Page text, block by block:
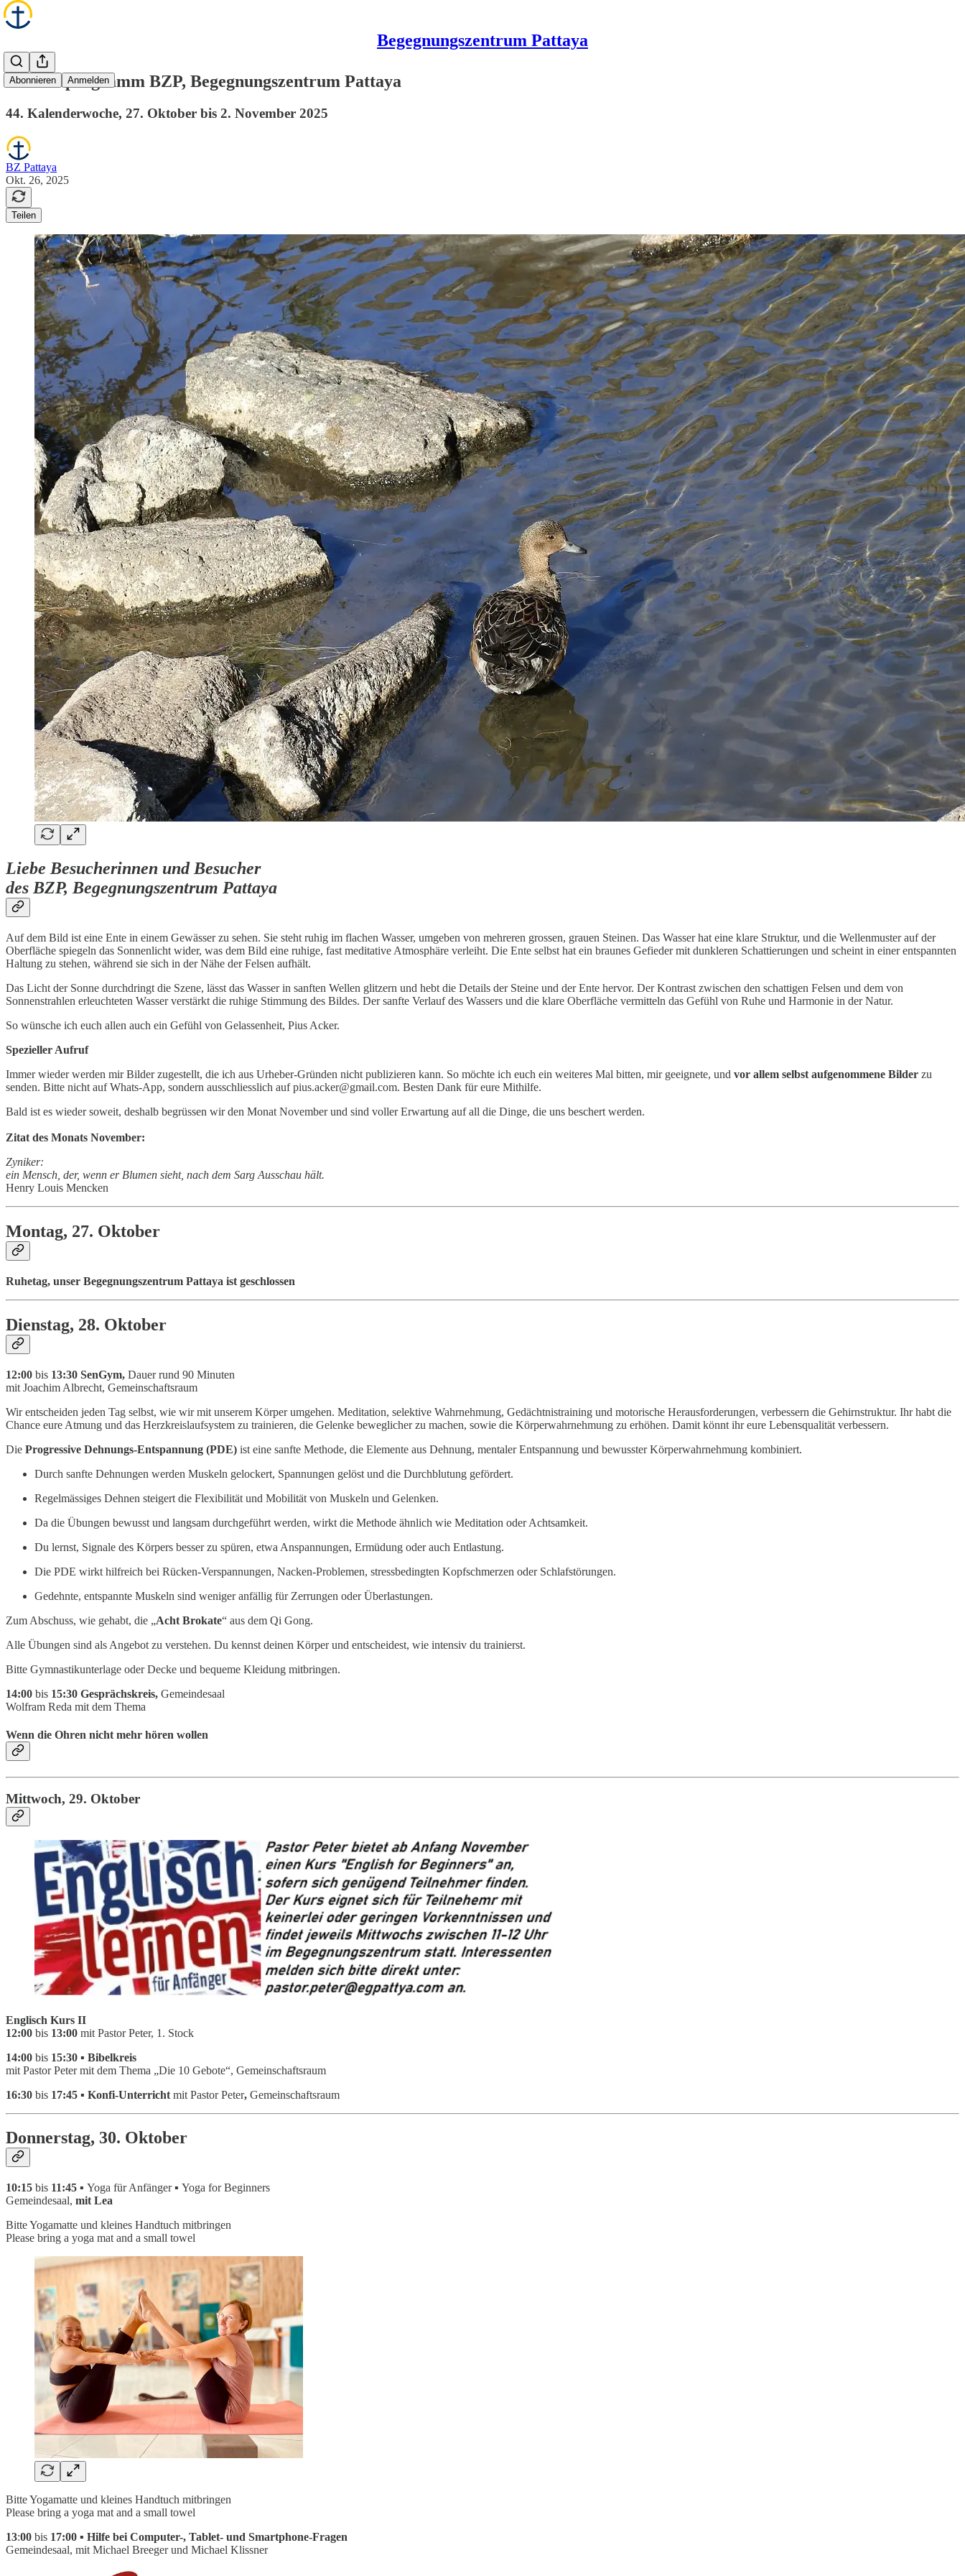
Begegnungszentrum Pattaya
Abonnieren Anmelden
Wochenprogramm BZP, Begegnungszentrum Pattaya
44. Kalenderwoche, 27. Oktober bis 2. November 2025
BZ Pattaya
Okt. 26, 2025
Teilen
Liebe Besucherinnen und Besucher
des BZP, Begegnungszentrum Pattaya
Auf dem Bild ist eine Ente in einem Gewässer zu sehen. Sie steht ruhig im flachen Wasser, umgeben von mehreren grossen, grauen Steinen. Das Wasser hat eine klare Struktur, und die Wellenmuster auf der
Oberfläche spiegeln das Sonnenlicht wider, was dem Bild eine ruhige, fast meditative Atmosphäre verleiht. Die Ente selbst hat ein braunes Gefieder mit dunkleren Schattierungen und scheint in einer entspannten
Haltung zu stehen, während sie sich in der Nähe der Felsen aufhält.
Das Licht der Sonne durchdringt die Szene, lässt das Wasser in sanften Wellen glitzern und hebt die Details der Steine und der Ente hervor. Der Kontrast zwischen den schattigen Felsen und dem von
Sonnenstrahlen erleuchteten Wasser verstärkt die ruhige Stimmung des Bildes. Der sanfte Verlauf des Wassers und die klare Oberfläche vermitteln das Gefühl von Ruhe und Harmonie in der Natur.
So wünsche ich euch allen auch ein Gefühl von Gelassenheit, Pius Acker.
Spezieller Aufruf
Immer wieder werden mir Bilder zugestellt, die ich aus Urheber-Gründen nicht publizieren kann. So möchte ich euch ein weiteres Mal bitten, mir geeignete, und vor allem selbst aufgenommene Bilder zu
senden. Bitte nicht auf Whats-App, sondern ausschliesslich auf pius.acker@gmail.com. Besten Dank für eure Mithilfe.
Bald ist es wieder soweit, deshalb begrüssen wir den Monat November und sind voller Erwartung auf all die Dinge, die uns beschert werden.
Zitat des Monats November:
Zyniker:
ein Mensch, der, wenn er Blumen sieht, nach dem Sarg Ausschau hält.
Henry Louis Mencken
Montag, 27. Oktober
Ruhetag, unser Begegnungszentrum Pattaya ist geschlossen
Dienstag, 28. Oktober
12:00 bis 13:30 SenGym, Dauer rund 90 Minuten
mit Joachim Albrecht, Gemeinschaftsraum
Wir entscheiden jeden Tag selbst, wie wir mit unserem Körper umgehen. Meditation, selektive Wahrnehmung, Gedächtnistraining und motorische Herausforderungen, verbessern die Gehirnstruktur. Ihr habt die
Chance eure Atmung und das Herzkreislaufsystem zu trainieren, die Gelenke beweglicher zu machen, sowie die Körperwahrnehmung zu erhöhen. Damit könnt ihr eure Lebensqualität verbessern.
Die Progressive Dehnungs-Entspannung (PDE) ist eine sanfte Methode, die Elemente aus Dehnung, mentaler Entspannung und bewusster Körperwahrnehmung kombiniert.
Durch sanfte Dehnungen werden Muskeln gelockert, Spannungen gelöst und die Durchblutung gefördert.
Regelmässiges Dehnen steigert die Flexibilität und Mobilität von Muskeln und Gelenken.
Da die Übungen bewusst und langsam durchgeführt werden, wirkt die Methode ähnlich wie Meditation oder Achtsamkeit.
Du lernst, Signale des Körpers besser zu spüren, etwa Anspannungen, Ermüdung oder auch Entlastung.
Die PDE wirkt hilfreich bei Rücken-Verspannungen, Nacken-Problemen, stressbedingten Kopfschmerzen oder Schlafstörungen.
Gedehnte, entspannte Muskeln sind weniger anfällig für Zerrungen oder Überlastungen.
Zum Abschuss, wie gehabt, die „Acht Brokate“ aus dem Qi Gong.
Alle Übungen sind als Angebot zu verstehen. Du kennst deinen Körper und entscheidest, wie intensiv du trainierst.
Bitte Gymnastikunterlage oder Decke und bequeme Kleidung mitbringen.
14:00 bis 15:30 Gesprächskreis, Gemeindesaal
Wolfram Reda mit dem Thema
Wenn die Ohren nicht mehr hören wollen
Mittwoch, 29. Oktober
Englisch Kurs II
12:00 bis 13:00 mit Pastor Peter, 1. Stock
14:00 bis 15:30 ▪ Bibelkreis
mit Pastor Peter mit dem Thema „Die 10 Gebote“, Gemeinschaftsraum
16:30 bis 17:45 ▪ Konfi-Unterricht mit Pastor Peter, Gemeinschaftsraum
Donnerstag, 30. Oktober
10:15 bis 11:45 ▪ Yoga für Anfänger▪ Yoga for Beginners
Gemeindesaal, mit Lea
Bitte Yogamatte und kleines Handtuch mitbringen
Please bring a yoga mat and a small towel
Bitte Yogamatte und kleines Handtuch mitbringen
Please bring a yoga mat and a small towel
13:00 bis 17:00 ▪ Hilfe bei Computer-, Tablet- und Smartphone-Fragen
Gemeindesaal, mit Michael Breeger und Michael Klissner